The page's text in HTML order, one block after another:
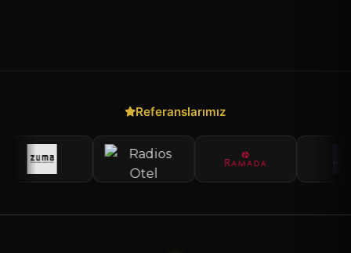
Hızlı Teklif Al
Talebin ulaşır, en kısa sürede geri döneriz
Referanslarımız